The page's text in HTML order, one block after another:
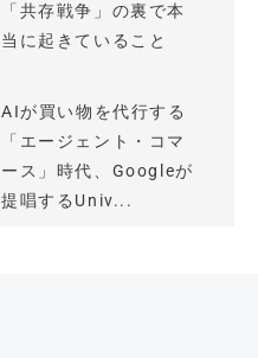
「共存戦争」の裏で本
当に起きていること
AIが買い物を代行する
「エージェント・コマ
ース」時代、Googleが
提唱するUniv...